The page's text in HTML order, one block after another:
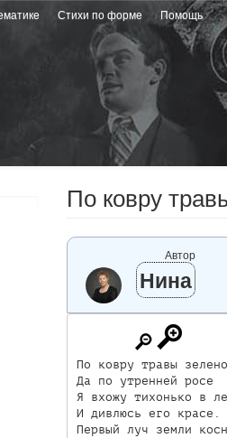
Стихи по форме Помощь
По ковру
Автор
Нина
По ковру травы
Да по утренней росе
Я вхожу тихонько в
И дивлюсь его красе.
Первый луч земли